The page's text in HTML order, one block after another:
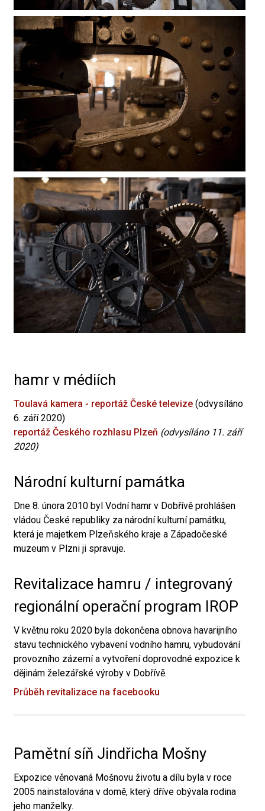
hamr v médiích
Toulavá kamera - reportáž České televize (odvysíláno
6. září 2020)
reportáž Českého rozhlasu Plzeň (odvysíláno 11. září
2020)
Národní kulturní památka
Dne 8. února 2010 byl Vodní hamr v Dobřívě prohlášen
vládou České republiky za národní kulturní památku,
která je majetkem Plzeňského kraje a Západočeské
muzeum v Plzni ji spravuje.
Revitalizace hamru / integrovaný
regionální operační program IROP
V květnu roku 2020 byla dokončena obnova havarijního
stavu technického vybavení vodního hamru, vybudování
provozního zázemí a vytvoření doprovodné expozice k
dějinám železářské výroby v Dobřívě.
Průběh revitalizace na facebooku
Pamětní síň Jindřicha Mošny
Expozice věnovaná Mošnovu životu a dílu byla v roce
2005 nainstalována v domě, který dříve obývala rodina
jeho manželky.